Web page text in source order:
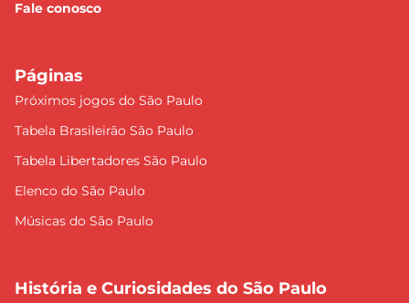
Fale conosco
Páginas
Próximos jogos do São Paulo
Tabela Brasileirão São Paulo
Tabela Libertadores São Paulo
Elenco do São Paulo
Músicas do São Paulo
História e Curiosidades do São Paulo